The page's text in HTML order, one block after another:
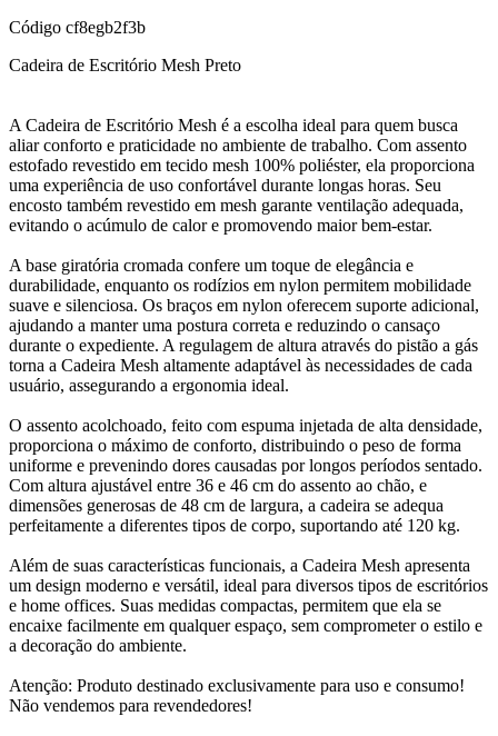
Código cf8egb2f3b
Cadeira de Escritório Mesh Preto
A Cadeira de Escritório Mesh é a escolha ideal para quem busca
aliar conforto e praticidade no ambiente de trabalho. Com assento
estofado revestido em tecido mesh 100% poliéster, ela proporciona
uma experiência de uso confortável durante longas horas. Seu
encosto também revestido em mesh garante ventilação adequada,
evitando o acúmulo de calor e promovendo maior bem-estar.
A base giratória cromada confere um toque de elegância e
durabilidade, enquanto os rodízios em nylon permitem mobilidade
suave e silenciosa. Os braços em nylon oferecem suporte adicional,
ajudando a manter uma postura correta e reduzindo o cansaço
durante o expediente. A regulagem de altura através do pistão a gás
torna a Cadeira Mesh altamente adaptável às necessidades de cada
usuário, assegurando a ergonomia ideal.
O assento acolchoado, feito com espuma injetada de alta densidade,
proporciona o máximo de conforto, distribuindo o peso de forma
uniforme e prevenindo dores causadas por longos períodos sentado.
Com altura ajustável entre 36 e 46 cm do assento ao chão, e
dimensões generosas de 48 cm de largura, a cadeira se adequa
perfeitamente a diferentes tipos de corpo, suportando até 120 kg.
Além de suas características funcionais, a Cadeira Mesh apresenta
um design moderno e versátil, ideal para diversos tipos de escritórios
e home offices. Suas medidas compactas, permitem que ela se
encaixe facilmente em qualquer espaço, sem comprometer o estilo e
a decoração do ambiente.
Atenção: Produto destinado exclusivamente para uso e consumo!
Não vendemos para revendedores!